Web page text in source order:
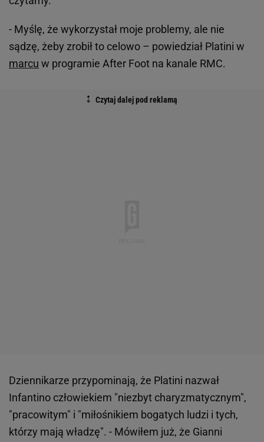
- Myślę, że wykorzystał moje problemy, ale nie
sądzę, żeby zrobił to celowo – powiedział Platini w
marcu w programie After Foot na kanale RMC.
Dziennikarze przypominają, że Platini nazwał
Infantino człowiekiem "niezbyt charyzmatycznym",
"pracowitym" i "miłośnikiem bogatych ludzi i tych,
którzy mają władzę". - Mówiłem już, że Gianni